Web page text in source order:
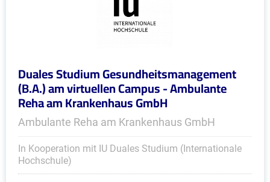
Duales Studium Gesundheitsmanagement
(B.A.) am virtuellen Campus - Ambulante
Reha am Krankenhaus GmbH
Ambulante Reha am Krankenhaus GmbH
In Kooperation mit IU Duales Studium (Internationale
Hochschule)